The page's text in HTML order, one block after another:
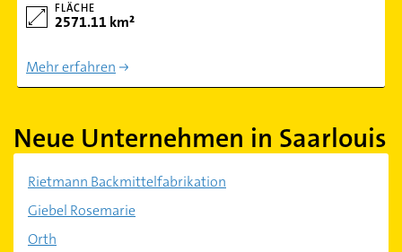
FLÄCHE
2571.11 km²
Mehr erfahren
Neue Unternehmen in Saarlouis
Rietmann Backmittelfabrikation
Giebel Rosemarie
Orth